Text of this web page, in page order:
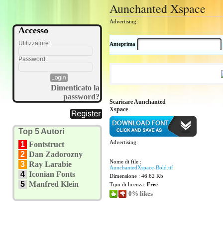
Accesso
Utilizzatore:
Password:
Dimenticato la
password?
Top 5 Autori
1 Fontstruct
2 Dan Zadorozny
3 Ray Larabie
4 Iconian Fonts
5 Manfred Klein
Aunchanted Xspace
Advertising:
Anteprima
Scaricare Aunchanted
Xspace
Advertising:
Nome di file :
AunchantedXspace-Bold.ttf
Dimensione : 46.62 Kb
Tipo di licenza: Free
0% likes